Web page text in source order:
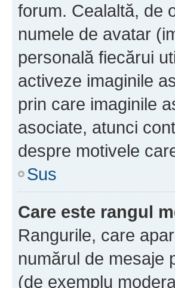
forum. Cealaltă, de
numele de avatar
personală fiecărui
activeze imaginile
prin care imaginile
asociate, atunci
despre motivele
Sus
Care este rangul
Rangurile, care
numărul de mesaje
(de exemplu